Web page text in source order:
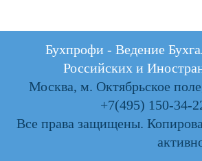
Бухпрофи - Ведение
Российских и
Москва, м. Октябрьское
+7(495) 150-34-
Все права защищены.